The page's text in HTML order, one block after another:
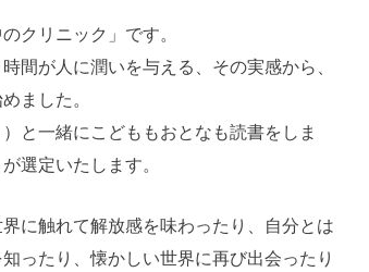
クリニック」です。
間が人に潤いを与える、その実感から、
ました。
と一緒にこどももおとなも読書をしま
選定いたします。
に触れて解放感を味わったり、自分とは
ったり、懐かしい世界に再び出会ったり